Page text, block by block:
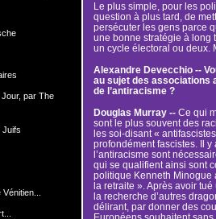
par The
Juifs
Le plus simple, pour les
question à plus tard, de
persécuter les gens parce
une bonne stratégie à long
un cycle électoral ou deux.
Alexandre Devecchio --
au sujet des associations
de l’antiracisme ?
Douglas Murray --Ce qui
sont le plus souvent des
les soi-disant «
profondément fascistes. Il y
l’antiracisme sont
qui se qualifient ainsi sont
politique Kenneth Minogue
la retraite ». Après avoir
la recherche d’autres
délirant, par donner des